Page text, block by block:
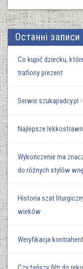
Останні записи
Co kupić dziecku,
trafiony prezent
Serwis szukajradcy.pl
Najlepsze
Wykończenie ma
do różnych stylów
Historia szat
wieków
Weryfikacja